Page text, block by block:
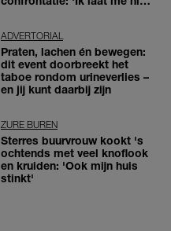
ADVERTORIAL
Praten, lachen én bewegen:
dit event doorbreekt het
taboe rondom urineverlies –
en jij kunt daarbij zijn
ZURE BUREN
Sterres buurvrouw kookt 's
ochtends met veel knoflook
en kruiden: 'Ook mijn huis
stinkt'